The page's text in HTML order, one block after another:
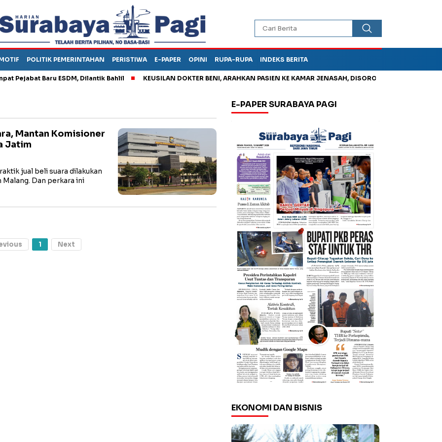
POLITIK PEMERINTAHAN PERISTIWA E-PAPER OPINI RUPA-RUPA INDEKS BERITA
Baru ESDM, Dilantik Bahlil KEUSILAN DOKTER BENI, ARAHKAN PASIEN KE KAMAR JENASAH, DISOROT
Mantan Komisioner
Jatim
jual beli suara dilakukan
Dan perkara ini
1 Next
E-PAPER SURABAYA PAGI
EKONOMI DAN BISNIS